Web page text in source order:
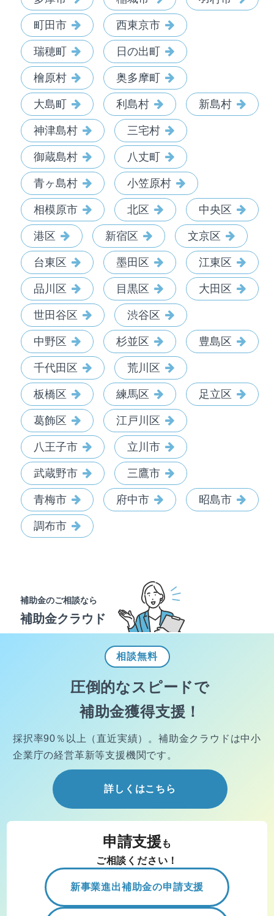
町田市 西東京市
瑞穂町 日の出町
檜原村 奥多摩町
大島町 利島村 新島村
神津島村 三宅村
御蔵島村 八丈町
青ヶ島村 小笠原村
相模原市 北区 中央区
港区 新宿区 文京区
台東区 墨田区 江東区
品川区 目黒区 大田区
世田谷区 渋谷区
中野区 杉並区 豊島区
千代田区 荒川区
板橋区 練馬区 足立区
葛飾区 江戸川区
八王子市 立川市
武蔵野市 三鷹市
青梅市 府中市 昭島市
調布市
補助金のご相談なら
補助金クラウド
相談無料
圧倒的なスピードで
補助金獲得支援！
採択率90％以上（直近実績）。 補助金クラウドは中小
企業庁の経営革新等支援機関です。
詳しくはこちら
申請支援 も
ご相談ください！
新事業進出補助金の申請支援